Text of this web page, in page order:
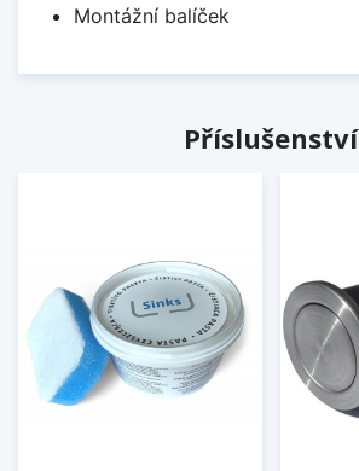
Montážní balíček
Příslušenství